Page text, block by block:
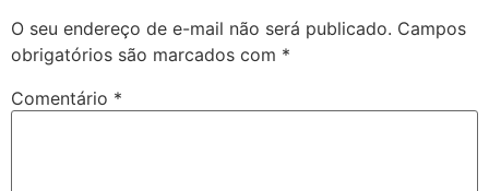
O seu endereço de e-mail não será publicado. Campos
obrigatórios são marcados com *
Comentário *